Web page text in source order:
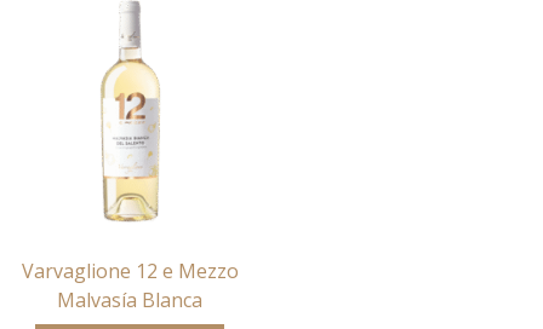
Varvaglione 12 e Mezzo
Malvasía Blanca